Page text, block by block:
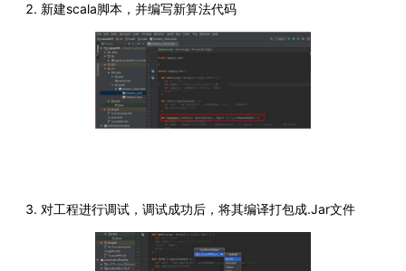
2. 新建scala脚本，并编写新算法代码
3. 对工程进行调试，调试成功后，将其编译打包成.Jar文件